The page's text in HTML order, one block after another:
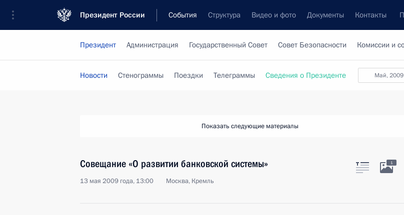
Президент России События Структура Видео и фото Документы Контакты
Президент Администрация Государственный Совет Совет Безопасности Комиссии и
май, 2009
Новости Стенограммы Поездки Телеграммы Сведения о Президенте
Показать следующие материалы
Совещание «О развитии банковской системы»
13 мая 2009 года, 13:00 Москва, Кремль
1